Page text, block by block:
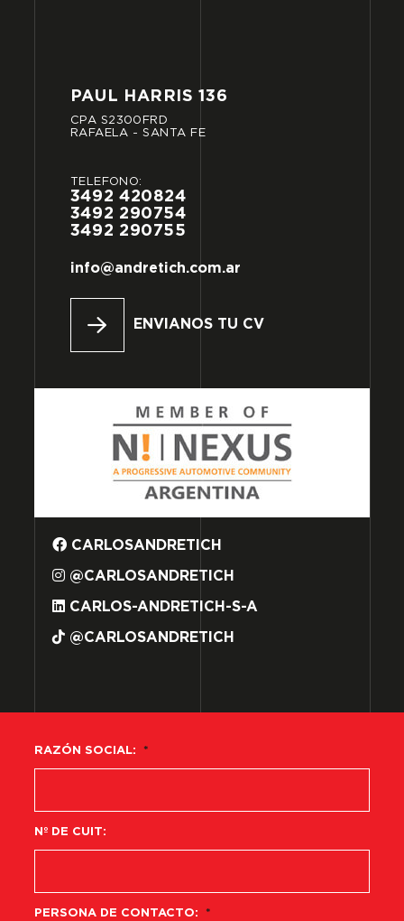
PAUL HARRIS 136
CPA S2300FRD
RAFAELA
- SANTA FE
TELÉFONO:
3492 420824
3492 290754
3492 290755
info@andretich.com.ar
ENVIANOS TU CV
CARLOSANDRETICH
@CARLOSANDRETICH
CARLOS-ANDRETICH-S-A
@CARLOSANDRETICH
RAZÓN SOCIAL: *
Nº DE CUIT:
PERSONA DE CONTACTO: *